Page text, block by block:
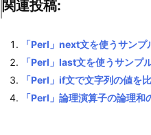
関連投稿:
「Perl」next文を使うサンプ
「Perl」last文を使うサンプ
「Perl」if文で文字列の値を
「Perl」論理演算子の論理和